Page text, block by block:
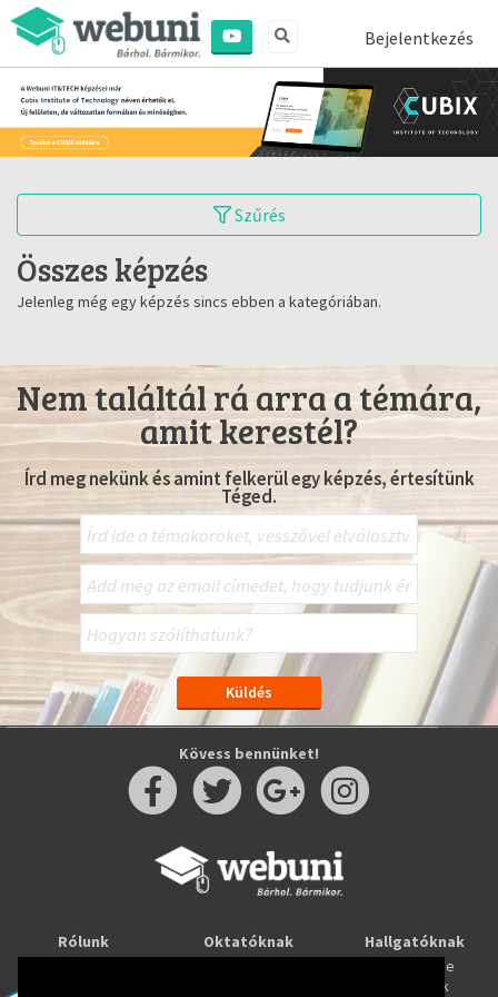
Bejelentkezés
Szűrés
Összes képzés
Jelenleg még egy képzés sincs ebben a kategóriában.
Nem találtál rá arra a témára,
amit kerestél?
Írd meg nekünk és amint felkerül egy képzés, értesítünk
Téged.
Kövess bennünket!
Rólunk
Oktatóknak
Hallgatóknak
Tanulj online
Képzések